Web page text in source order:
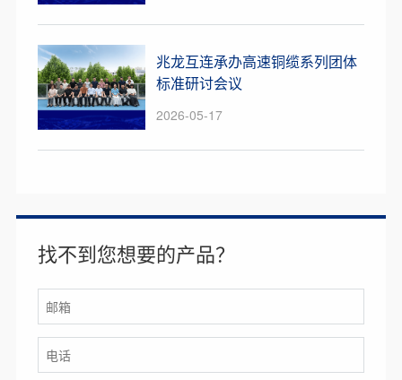
兆龙互连承办高速铜缆系列团体
标准研讨会议
2026-05-17
找不到您想要的产品？